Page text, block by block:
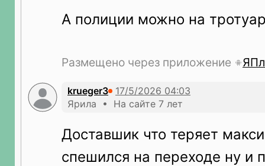
А полиции можно на
Размещено через приложение
krueger3
Ярила • На сайте 7 лет
Доставшик что теряет
спешился на переходе ну и